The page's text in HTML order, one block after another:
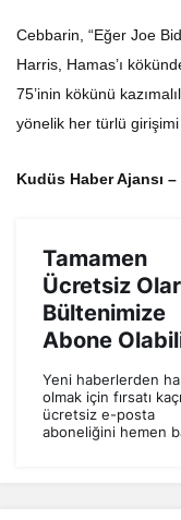
Cebbarin, “Eğer Joe
Harris, Hamas’ı
75’inin kökünü
yönelik her türlü girişimi
Kudüs Haber Ajansı –
Tamamen
Ücretsiz
Bültenimize
Abone
Yeni haberlerden
olmak için fırsatı
ücretsiz e-posta
aboneliğini hemen